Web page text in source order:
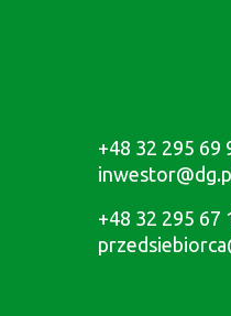
+48 32 295 69
+48 32 295 67